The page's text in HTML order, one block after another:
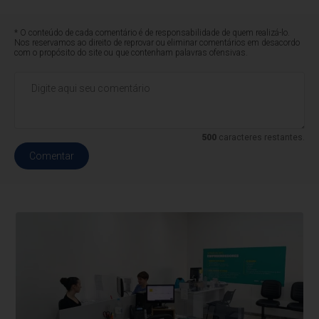
* O conteúdo de cada comentário é de responsabilidade de quem realizá-lo.
Nos reservamos ao direito de reprovar ou eliminar comentários em desacordo
com o propósito do site ou que contenham palavras ofensivas.
500caracteres restantes.
Comentar